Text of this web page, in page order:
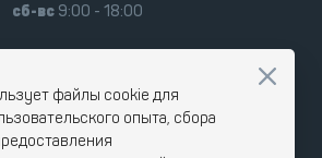
сб-вс 9:00 - 18:00
файлы cookie для
опыта, сбора